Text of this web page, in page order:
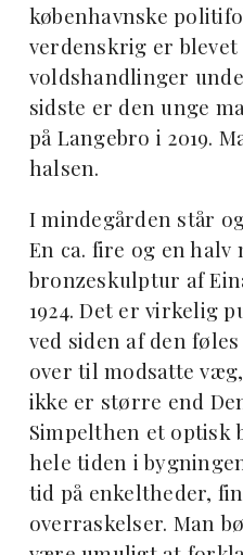
københavnske
verdenskrig er
voldshandlinger
sidste er den unge
på Langebro i 2019.
halsen.
I mindegården står
En ca. fire og en halv
bronzeskulptur af
1924. Det er virkelig
ved siden af den
over til modsatte
ikke er større end
Simpelthen et optisk
hele tiden i
tid på enkeltheder,
overraskelser. Man